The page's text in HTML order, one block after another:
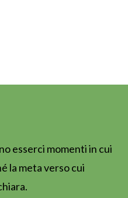
esserci momenti in cui
la meta verso cui